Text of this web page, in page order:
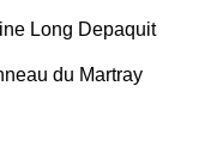
Long Depaquit
du Martray